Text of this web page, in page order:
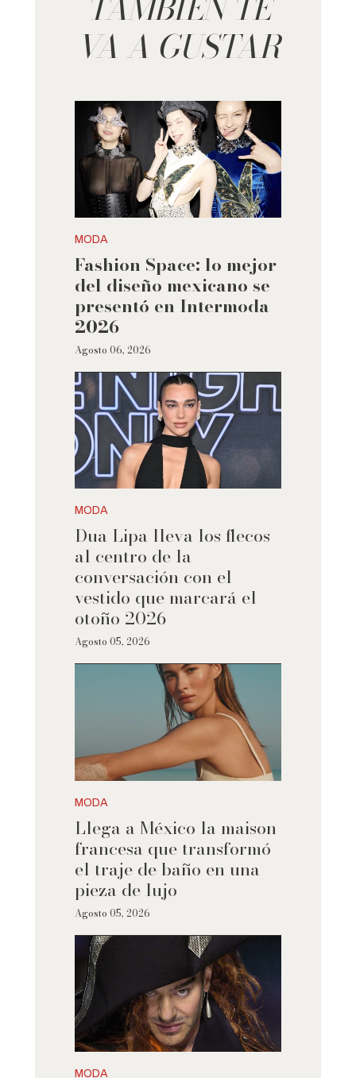
VA A GUSTAR
MODA
Fashion Space: lo mejor
del diseño mexicano se
presentó en Intermoda
2026
Agosto 06, 2026
MODA
Dua Lipa lleva los flecos
al centro de la
conversación con el
vestido que marcará el
otoño 2026
Agosto 05, 2026
MODA
Llega a México la maison
francesa que transformó
el traje de baño en una
pieza de lujo
Agosto 05, 2026
MODA